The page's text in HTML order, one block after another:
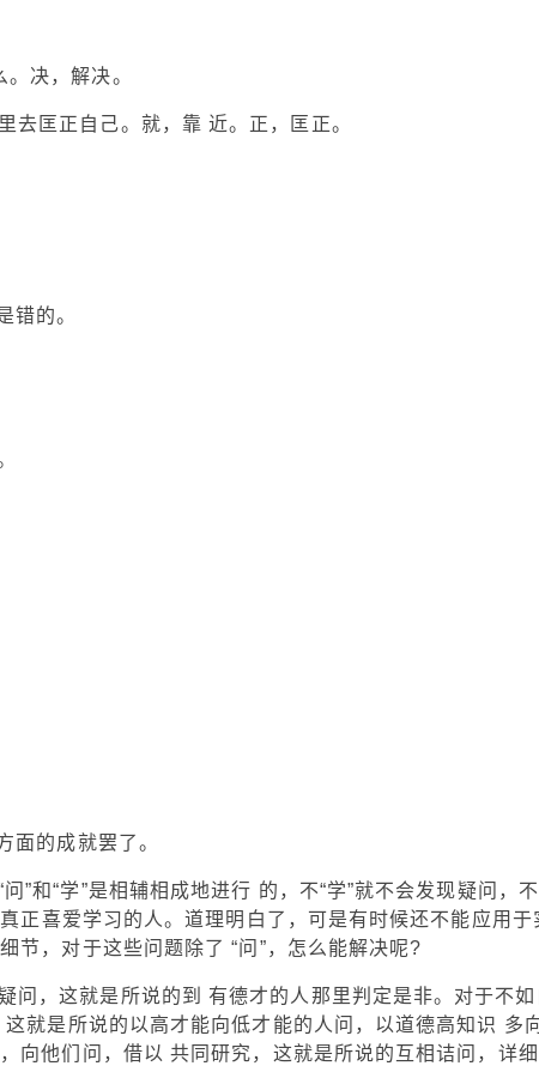
决，解决。
匡正自己。就，靠 近。正，匡正。
错的。
面的成就罢了。
”和“学”是相辅相成地进行 的，不“学”就不会发现疑问，不
正喜爱学习的人。道理明白了，可是有时候还不能应用于
节，对于这些问题除了 “问”，怎么能解决呢?
问，这就是所说的到 有德才的人那里判定是非。对于不如
就是所说的以高才能向低才能的人问，以道德高知识 多
向他们问，借以 共同研究，这就是所说的互相诘问，详细